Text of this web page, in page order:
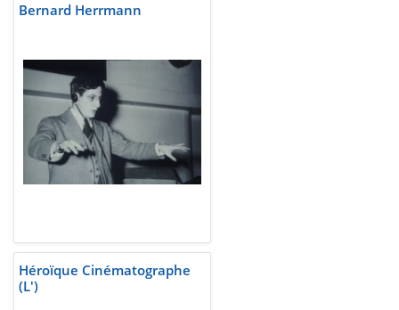
Bernard Herrmann
Héroïque Cinématographe
(L')